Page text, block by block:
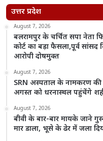
उत्तर प्रदेश
August 7, 2026
बलरामपुर के चर्चित सपा नेता
कोर्ट का बड़ा फैसला,पूर्व सांसद
आरोपी दोषमुक्त
August 7, 2026
SRN अस्पताल के नामकरण की
अगस्त को धरनास्थल पहुंचेंगे
August 7, 2026
बीवी के बार-बार मायके जाने
मार डाला, भूसे के ढेर में जला